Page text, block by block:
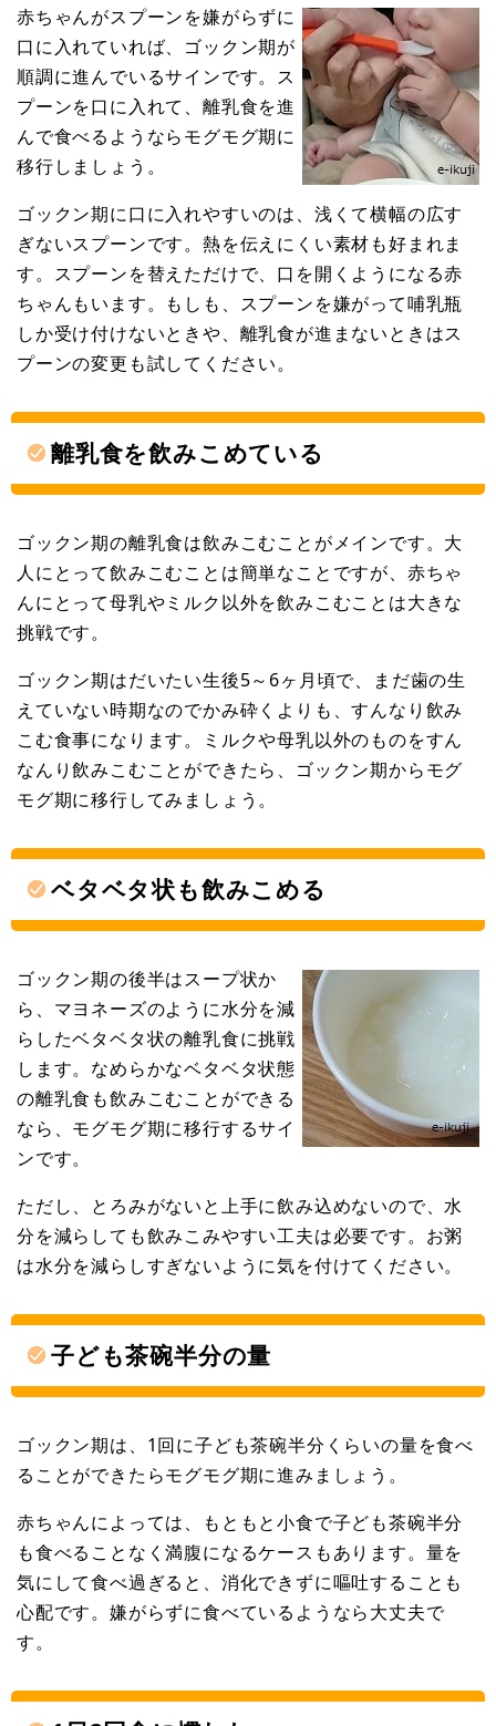
赤ちゃんがスプーンを嫌がらずに
口に入れていれば、ゴックン期が
順調に進んでいるサインです。ス
プーンを口に入れて、離乳食を進
んで食べるようならモグモグ期に
移行しましょう。
ゴックン期に口に入れやすいのは、浅くて横幅の広す
ぎないスプーンです。熱を伝えにくい素材も好まれま
す。スプーンを替えただけで、口を開くようになる赤
ちゃんもいます。もしも、スプーンを嫌がって哺乳瓶
しか受け付けないときや、離乳食が進まないときはス
プーンの変更も試してください。
離乳食を飲みこめている
ゴックン期の離乳食は飲みこむことがメインです。大
人にとって飲みこむことは簡単なことですが、赤ちゃ
んにとって母乳やミルク以外を飲みこむことは大きな
挑戦です。
ゴックン期はだいたい生後5～6ヶ月頃で、まだ歯の生
えていない時期なのでかみ砕くよりも、すんなり飲み
こむ食事になります。ミルクや母乳以外のものをすん
なんり飲みこむことができたら、ゴックン期からモグ
モグ期に移行してみましょう。
ベタベタ状も飲みこめる
ゴックン期の後半はスープ状か
ら、マヨネーズのように水分を減
らしたベタベタ状の離乳食に挑戦
します。なめらかなベタベタ状態
の離乳食も飲みこむことができる
なら、モグモグ期に移行するサイ
ンです。
ただし、とろみがないと上手に飲み込めないので、水
分を減らしても飲みこみやすい工夫は必要です。お粥
は水分を減らしすぎないように気を付けてください。
子ども茶碗半分の量
ゴックン期は、1回に子ども茶碗半分くらいの量を食べ
ることができたらモグモグ期に進みましょう。
赤ちゃんによっては、もともと小食で子ども茶碗半分
も食べることなく満腹になるケースもあります。量を
気にして食べ過ぎると、消化できずに嘔吐することも
心配です。嫌がらずに食べているようなら大丈夫で
す。